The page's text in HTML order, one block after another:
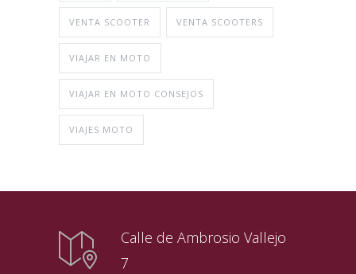
VENTA SCOOTER VENTA SCOOTERS
VIAJAR EN MOTO
VIAJAR EN MOTO CONSEJOS
VIAJES MOTO
Calle de Ambrosio Vallejo
7